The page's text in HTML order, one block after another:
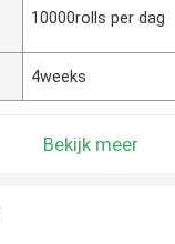
10000rolls per dag
4weeks
Bekijk meer